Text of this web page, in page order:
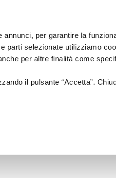
per garantire la
parti selezionate utilizziamo
per altre finalità come
il pulsante “Accetta”.
Cinema
cura
Cultura
Paesaggio
|